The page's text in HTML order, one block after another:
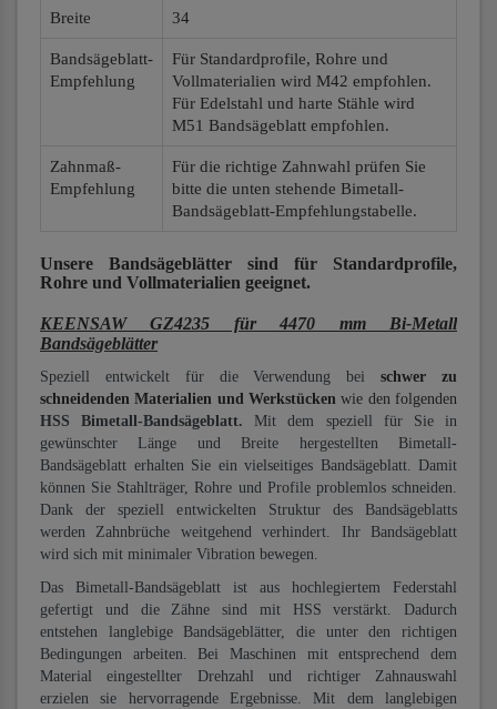
Breite 34
Bandsägeblatt-
Empfehlung
Für Standardprofile, Rohre und
Vollmaterialien wird M42 empfohlen.
Für Edelstahl und harte Stähle wird
M51 Bandsägeblatt empfohlen.
Zahnmaß-
Empfehlung
Für die richtige Zahnwahl prüfen Sie
bitte die unten stehende Bimetall-
Bandsägeblatt-Empfehlungstabelle.
Unsere Bandsägeblätter sind für Standardprofile,
Rohre und Vollmaterialien geeignet.
KEENSAW GZ4235 für 4470 mm Bi-Metall
Bandsägeblätter
Speziell entwickelt für die Verwendung beischwer zu
schneidenden Materialien und Werkstücken wie den folgenden
HSS Bimetall-Bandsägeblatt. Mit dem speziell für Sie in
gewünschter Länge und Breite hergestellten Bimetall-
Bandsägeblatt erhalten Sie ein vielseitiges Bandsägeblatt. Damit
können Sie Stahlträger, Rohre und Profile problemlos schneiden.
Dank der speziell entwickelten Struktur des Bandsägeblatts
werden Zahnbrüche weitgehend verhindert. Ihr Bandsägeblatt
wird sich mit minimaler Vibration bewegen.
Das Bimetall-Bandsägeblatt ist aus hochlegiertem Federstahl
gefertigt und die Zähne sind mit HSS verstärkt. Dadurch
entstehen langlebige Bandsägeblätter, die unter den richtigen
Bedingungen arbeiten. Bei Maschinen mit entsprechend dem
Material eingestellter Drehzahl und richtiger Zahnauswahl
erzielen sie hervorragende Ergebnisse. Mit dem langlebigen